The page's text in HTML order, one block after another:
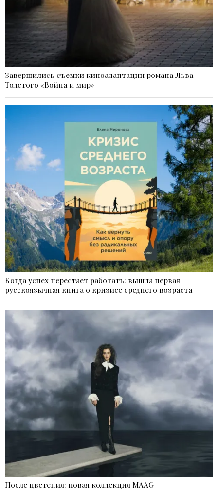
Завершились съемки киноадаптации романа Льва
Толстого «Война и мир»
Когда успех перестает работать: вышла первая
русскоязычная книга о кризисе среднего возраста
После цветения: новая коллекция MAAG